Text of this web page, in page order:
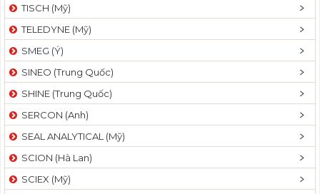
n
TISCH (Mỹ)
TELEDYNE (Mỹ)
SMEG (Ý)
SINEO (Trung Quốc)
SHINE (Trung Quốc)
SERCON (Anh)
SEAL ANALYTICAL (Mỹ)
SCION (Hà Lan)
SCIEX (Mỹ)